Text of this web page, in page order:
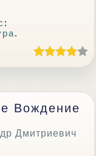
:
.
Вождение
Дмитриевич